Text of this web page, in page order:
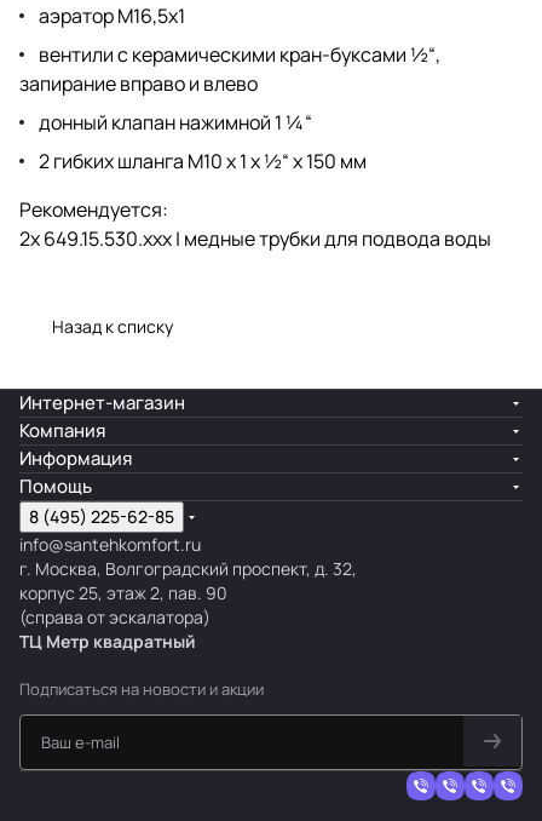
аэратор M16,5x1
вентили с керамическими кран-буксами ½“,
запирание вправо и влево
донный клапан нажимной 1 ¼“
2 гибких шланга M10 x 1 x ½“ x 150 мм
Рекомендуется:
2x 649.15.530.xxx | медные трубки для подвода воды
Назад к списку
Интернет-магазин
Компания
Информация
Помощь
8 (495) 225-62-85
info@santehkomfort.ru
г. Москва, Волгоградский проспект, д. 32,
корпус 25, этаж 2, пав. 90
(справа от эскалатора)
ТЦ Метр квадратный
Подписаться на новости и акции